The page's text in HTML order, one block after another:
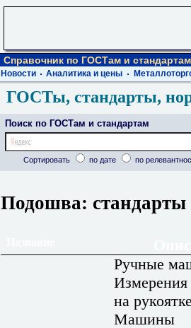
Справочник по ГОСТам и стандартам
Новости Аналитика и цены
ГОСТы, стандарты,
Поиск по ГОСТам и стандартам
Сортировать по дате по
Подошва:
Ручные
на
Машины